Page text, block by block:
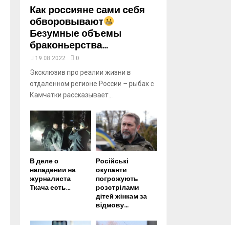
b
eКак россияне сами себя
обворовывают
Безумные объемы
браконьерства...
19.08.2022 0
Эксклюзив про реалии жизни в
отдаленном регионе России – рыбак с
Камчатки рассказывает...
В деле о
нападении на
журналиста
Ткача есть...
Російські
окупанти
погрожують
розстрілами
дітей жінкам за
відмову...